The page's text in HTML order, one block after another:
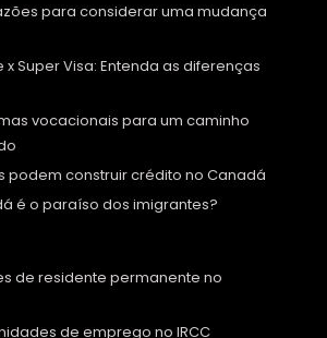
para considerar uma mudança
x Super Visa: Entenda as diferenças
vocacionais para um caminho
podem construir crédito no Canadá
é o paraíso dos imigrantes?
de residente permanente no
de emprego no IRCC